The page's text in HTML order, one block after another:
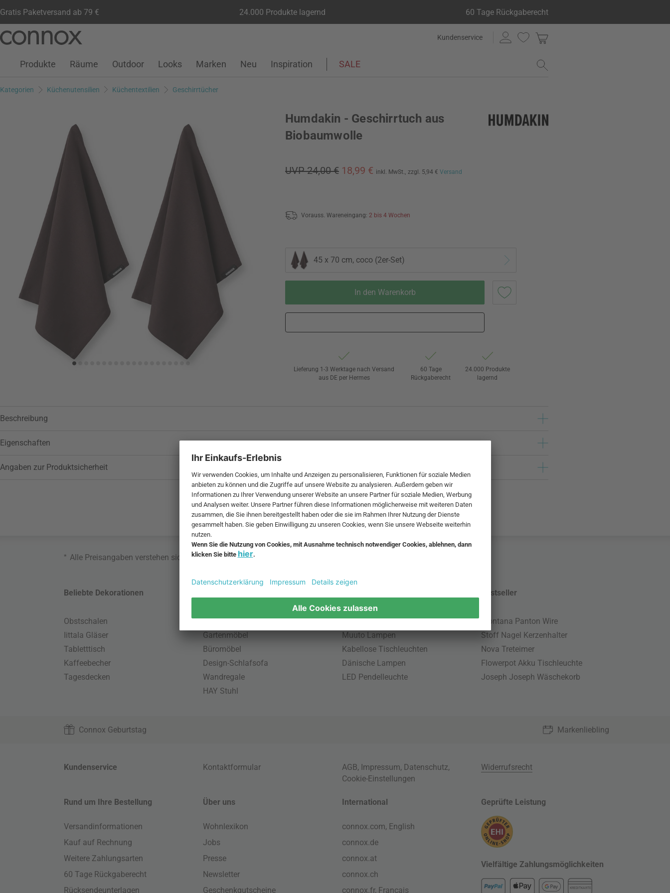
Gratis Paketversand ab 79 € 24.000 Produkte lagernd 60 Tage Rückgaberecht
Seiteninhalt
Suchfeld
Kundenservice
Kundenkonto
Wunschliste
Warenkorb
Produkte Räume Outdoor Looks Marken Neu Inspiration SALE
Kategorien Küchenutensilien Küchentextilien Geschirrtücher
Humdakin - Geschirrtuch aus
Biobaumwolle
UVP 24,00 € 18,99 € inkl. MwSt., zzgl. 5,94 € Versand
Vorauss. Wareneingang: 2 bis 4 Wochen
45 x 70 cm, coco (2er-Set)
In den Warenkorb
Wunschliste hinzufügen
Lieferung 1-3 Werktage nach Versand
aus DE per Hermes
60 Tage
Rückgaberecht
24.000 Produkte
lagernd
Beschreibung
Eigenschaften
Angaben zur Produktsicherheit
* Alle Preisangaben verstehen sich inklusive MwSt. und zzgl.
Beliebte Dekorationen
Obstschalen
Iittala Gläser
Tabletttisch
Kaffeebecher
Tagesdecken
Skandinavische Möbel
Gartenmöbel
Büromöbel
Design-Schlafsofa
Wandregale
HAY Stuhl
Pendellampe für Außen
Muuto Lampen
Kabellose Tischleuchten
Dänische Lampen
LED Pendelleuchte
Bestseller
Montana Panton Wire
Stoff Nagel Kerzenhalter
Nova Treteimer
Flowerpot Akku Tischleuchte
Joseph Joseph Wäschekorb
Connox Geburtstag Markenliebling
Kundenservice Kontaktformular AGB, Impressum, Datenschutz,
Cookie-Einstellungen
Widerrufsrecht
Rund um Ihre Bestellung
Versandinformationen
Kauf auf Rechnung
Weitere Zahlungsarten
60 Tage Rückgaberecht
Rücksendeunterlagen
Über uns
Wohnlexikon
Jobs
Presse
Newsletter
Geschenkgutscheine
International
connox.com, English
connox.de
connox.at
connox.ch
connox.fr, Français
Geprüfte Leistung
Vielfältige Zahlungsmöglichkeiten
KREDITKARTE